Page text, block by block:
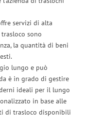
servizi di alta
sono
la quantità di beni
lungo e può
è in grado di gestire
ideali per il lungo
in base alle
di trasloco disponibili